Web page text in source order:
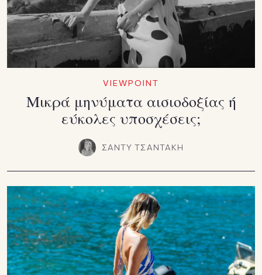
VIEWPOINT
Μικρά μηνύματα αισιοδοξίας ή
εύκολες υποσχέσεις;
ΣΑΝΤΥ ΤΣΑΝΤΑΚΗ